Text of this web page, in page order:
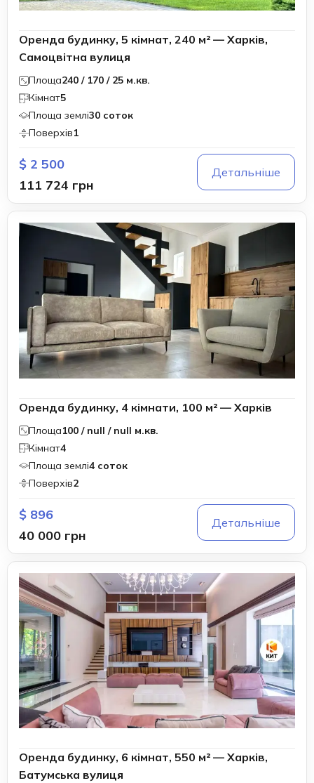
Оренда будинку, 5 кімнат, 240 м² — Харків,
Самоцвітна вулиця
Площа240 / 170 / 25 м.кв.
Кімнат5
Площа землі30 соток
Поверхів1
$ 2 500
111 724 грн
Детальніше
Оренда будинку, 4 кімнати, 100 м² — Харків
Площа100 / null / null м.кв.
Кімнат4
Площа землі4 соток
Поверхів2
$ 896
40 000 грн
Детальніше
Оренда будинку, 6 кімнат, 550 м² — Харків,
Батумська вулиця